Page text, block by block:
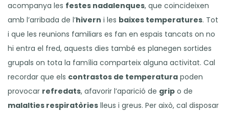
acompanya les festes nadalenques, que coincideixen
amb l’arribada de l’hivern i les baixes temperatures. Tot
i que les reunions familiars es fan en espais tancats on no
hi entra el fred, aquests dies també es planegen sortides
grupals on tota la família comparteix alguna activitat. Cal
recordar que els contrastos de temperatura poden
provocar refredats, afavorir l’aparició de grip o de
malalties respiratòries lleus i greus. Per això, cal disposar